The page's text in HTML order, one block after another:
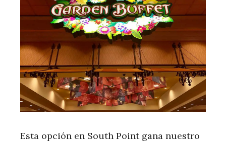
Esta opción en South Point gana nuestro